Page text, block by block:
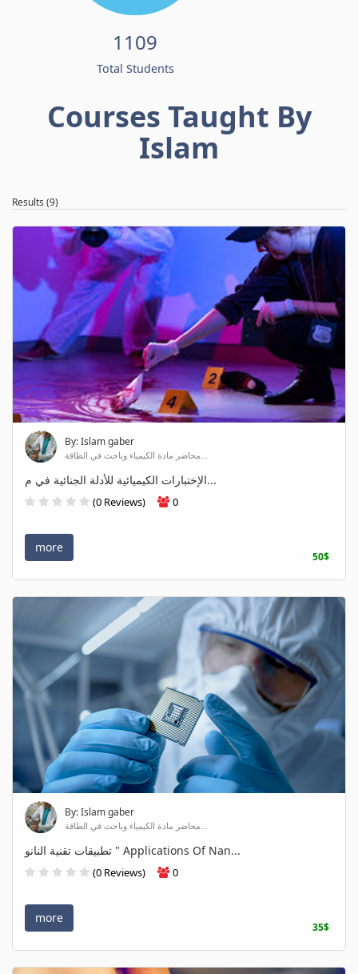
1109
Total Students
Courses Taught By
Islam
Results (9)
By: Islam gaber
محاضر مادة الكيمياء وباحث في الطاقة...
الإختبارات الكيميائية للأدلة الجنائية في م...
(0 Reviews) 0
more
50$
By: Islam gaber
محاضر مادة الكيمياء وباحث في الطاقة...
تطبيقات تقنية النانو " Applications Of Nan...
(0 Reviews) 0
more
35$